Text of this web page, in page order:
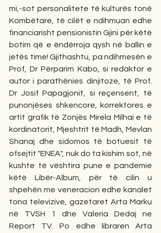
mi,-sot personalitete të kulturës tonë
Kombëtare, të cilët e ndihmuan edhe
financiarisht pensionistin Gjini për këtë
botim që e ëndërroja qysh në ballin e
jetës time! Gjithashtu, pa ndihmesën e
Prof, Dr Përparim Kabo, si redaktor e
autor i parathënies dinjitoze, të Prof.
Dr Josif Papagjonit, si reçensent, të
punonjëses shkencore, korrektores e
artit grafik të Zonjës Mirela Milhai e të
kordinatorit, Mjeshtrit të Madh, Mevlan
Shanaj dhe sidomos të botuesit të
ofsejtit "ENEA", nuk do ta kishim sot, në
kushte të vështira pune e pandemie
këtë Libër-Album, për të cilin u
shpehën me veneracion edhe kanalet
tona televizive, gazetaret Arta Marku
në TVSH 1 dhe Valeria Dedaj ne
Report TV. Po edhe libraren Arta